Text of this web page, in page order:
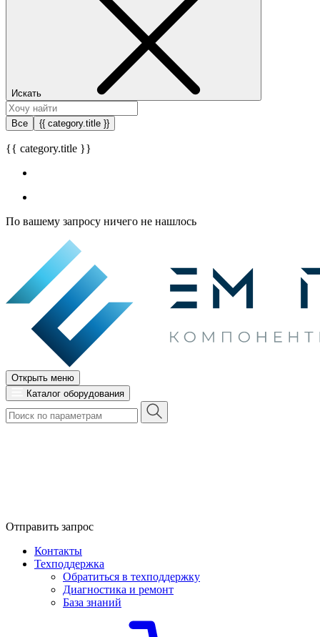
Искать
Все {{ category.title }}
{{ category.title }}
По вашему запросу ничего не нашлось
Открыть меню
Каталог оборудования
Отправить запрос
Контакты
Техподдержка
Обратиться в техподдержку
Диагностика и ремонт
База знаний